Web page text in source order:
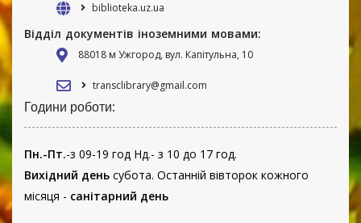
biblioteka.uz.ua
Відділ документів іноземними мовами:
88018 м Ужгород, вул. Капітульна, 10
transclibrary@gmail.com
Години роботи:
Пн.-Пт.-з 09-19 год Нд.- з 10 до 17 год.
Вихідний день субота. Останній вівторок кожного
місяця - санітарний день